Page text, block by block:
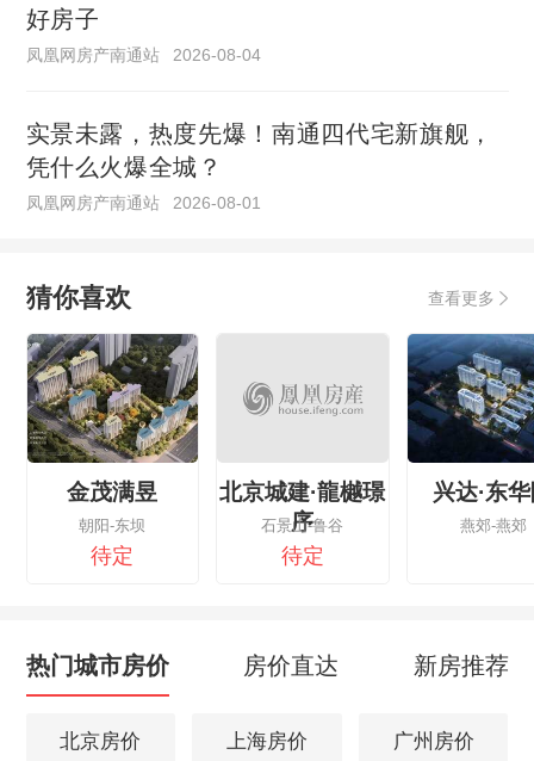
好房子
凤凰网房产南通站 2026-08-04
实景未露，热度先爆！南通四代宅新旗舰，
凭什么火爆全城？
凤凰网房产南通站 2026-08-01
猜你喜欢 查看更多
金茂满昱
朝阳-东坝
待定
北京城建·龍樾璟
序
石景山-鲁谷
待定
兴达·东
燕郊-燕郊
热门城市房价 房价直达 新房推荐
北京房价 上海房价 广州房价